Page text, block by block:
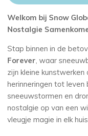
Welkom bij Snow
Nostalgie
Stap binnen in de
Forever, waar
zijn kleine
herinneringen tot leven
sneeuwstormen en
nostalgie op van een
vleugje magie in elk